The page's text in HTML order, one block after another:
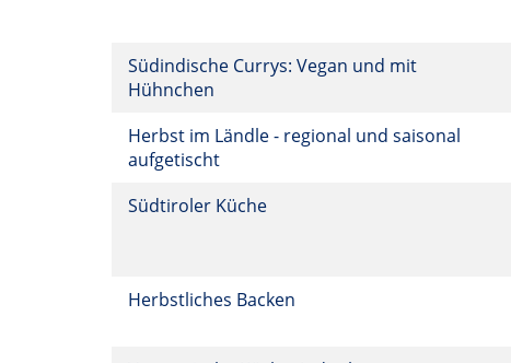
Südindische Currys: Vegan und mit
Hühnchen
Herbst im Ländle - regional und saisonal
aufgetischt
Südtiroler Küche
Herbstliches Backen